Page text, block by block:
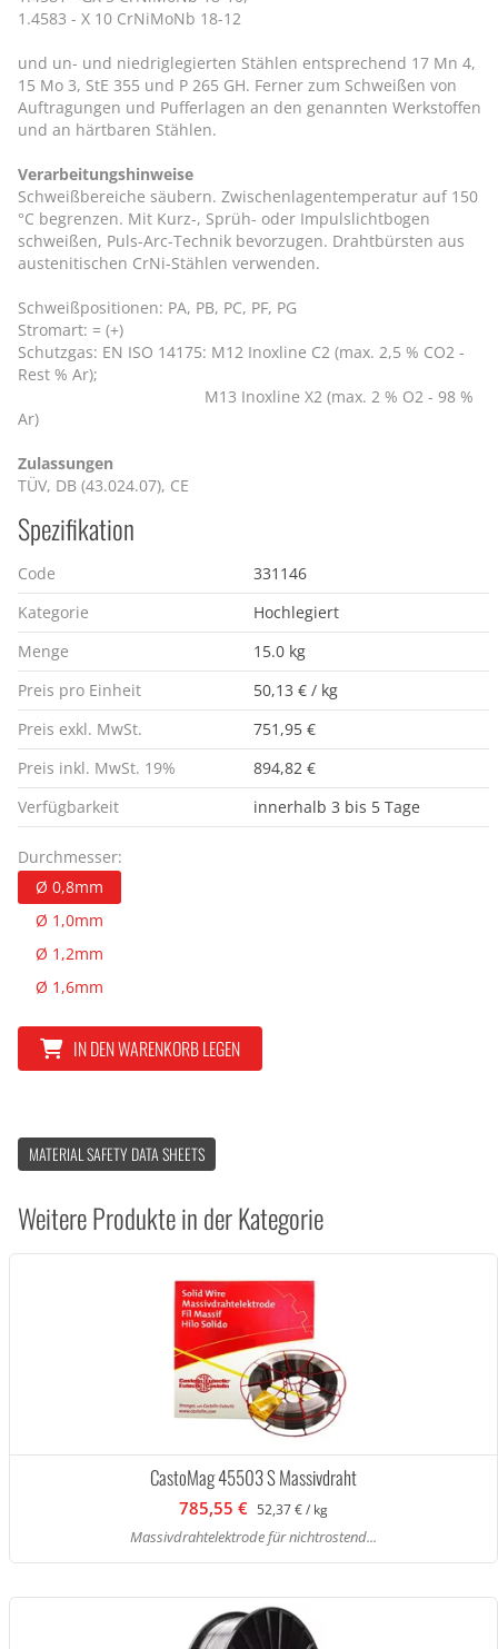
1.4583 - X 10 CrNiMoNb 18-12
und un- und niedriglegierten Stählen entsprechend 17 Mn 4,
15 Mo 3, StE 355 und P 265 GH. Ferner zum Schweißen von
Auftragungen und Pufferlagen an den genannten Werkstoffen
und an härtbaren Stählen.
Verarbeitungshinweise
Schweißbereiche säubern. Zwischenlagentemperatur auf 150
°C begrenzen. Mit Kurz-, Sprüh- oder Impulslichtbogen
schweißen, Puls-Arc-Technik bevorzugen. Drahtbürsten aus
austenitischen CrNi-Stählen verwenden.
Schweißpositionen: PA, PB, PC, PF, PG
Stromart: = (+)
Schutzgas: EN ISO 14175: M12 Inoxline C2 (max. 2,5 % CO2 -
Rest % Ar);
M13 Inoxline X2 (max. 2 % O2 - 98 %
Ar)
Zulassungen
TÜV, DB (43.024.07), CE
Spezifikation
Code
331146
Kategorie
Hochlegiert
Menge
15.0 kg
Preis pro Einheit
50,13 € / kg
Preis exkl. MwSt.
751,95 €
Preis inkl. MwSt. 19%
894,82 €
Verfügbarkeit
innerhalb 3 bis 5 Tage
Durchmesser:
Ø 0,8mm
Ø 1,0mm
Ø 1,2mm
Ø 1,6mm
IN DEN WARENKORB LEGEN
MATERIAL SAFETY DATA SHEETS
Weitere Produkte in der Kategorie
CastoMag 45503 S Massivdraht
785,55 € 52,37 € / kg
Massivdrahtelektrode für nichtrostend...